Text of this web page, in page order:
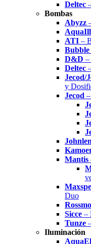
Deltec
Bombas
Abyzz
ATI –
Bubble
D&D –
Deltec
Jecod/
y
Jecod
Johnlen
Mantis
Duo
Sicce –
Tunze
Iluminación
AquaEl